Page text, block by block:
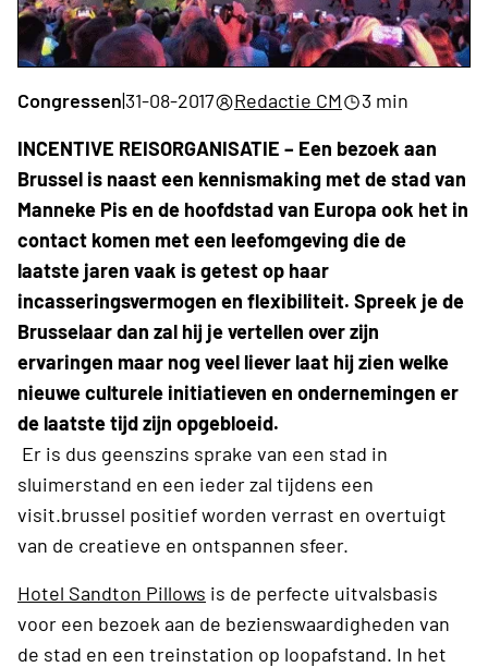
Congressen|31-08-2017 Redactie CM
3 min
INCENTIVE REISORGANISATIE – Een bezoek aan
Brussel is naast een kennismaking met de stad van
Manneke Pis en de hoofdstad van Europa ook het in
contact komen met een leefomgeving die de
laatste jaren vaak is getest op haar
incasseringsvermogen en flexibiliteit. Spreek je de
Brusselaar dan zal hij je vertellen over zijn
ervaringen maar nog veel liever laat hij zien welke
nieuwe culturele initiatieven en ondernemingen er
de laatste tijd zijn opgebloeid.
Er is dus geenszins sprake van een stad in
sluimerstand en een ieder zal tijdens een
visit.brussel positief worden verrast en overtuigt
van de creatieve en ontspannen sfeer.
Hotel Sandton Pillows is de perfecte uitvalsbasis
voor een bezoek aan de bezienswaardigheden van
de stad en een treinstation op loopafstand. In het